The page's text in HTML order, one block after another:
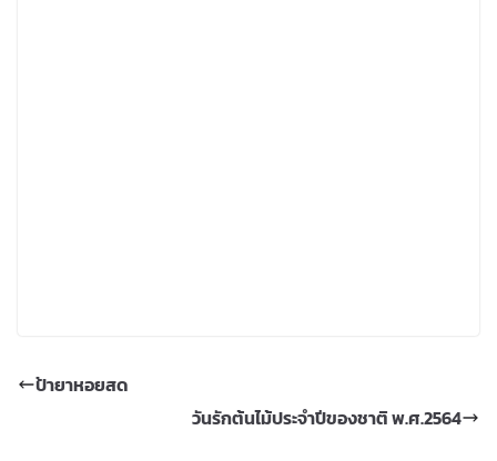
ป้ายาหอยสด
วันรักต้นไม้ประจำปีของชาติ พ.ศ.2564